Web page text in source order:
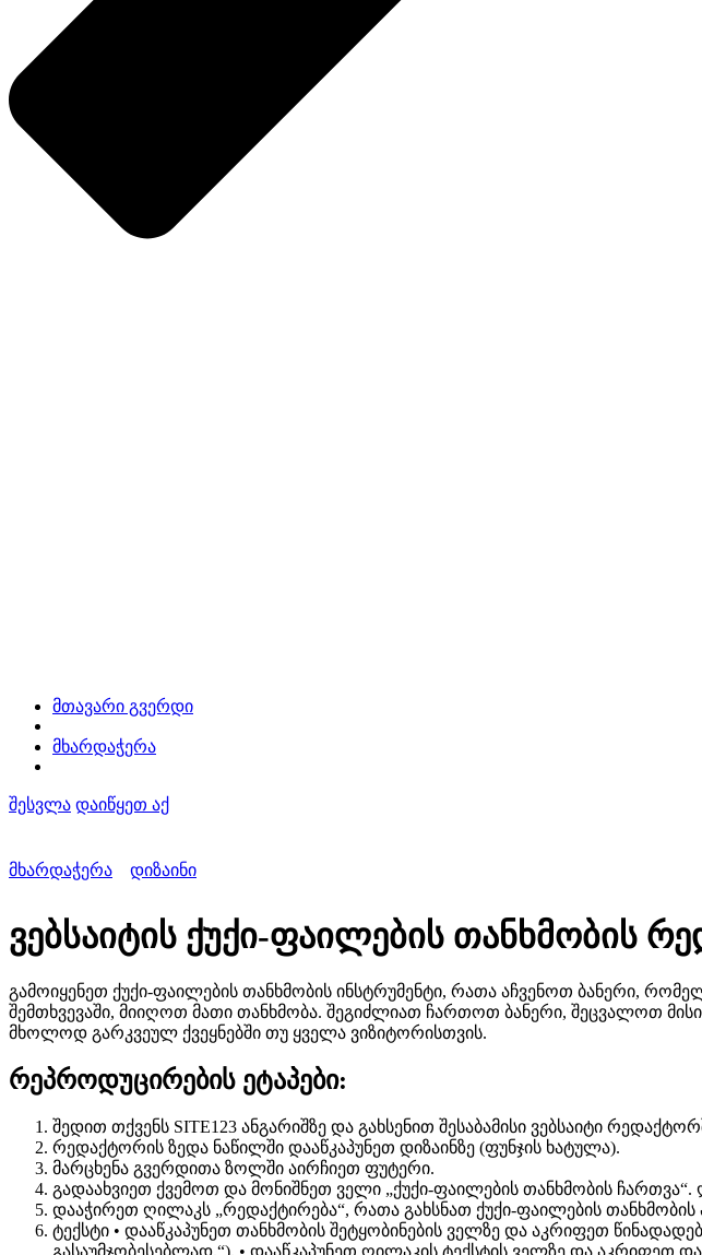
მთავარი გვერდი
მხარდაჭერა
შესვლა დაიწყეთ აქ
მხარდაჭერა დიზაინი
ვებსაიტის ქუქი-ფაილების თანხმობის
გამოიყენეთ ქუქი-ფაილების თანხმობის ინსტრუმენტი, რათა აჩვენოთ ბანერი,
შემთხვევაში, მიიღოთ მათი თანხმობა. შეგიძლიათ ჩართოთ ბანერი, შეცვალოთ
მხოლოდ გარკვეულ ქვეყნებში თუ ყველა ვიზიტორისთვის.
რეპროდუცირების ეტაპები:
შედით თქვენს SITE123 ანგარიშზე და გახსენით შესაბამისი ვებსაიტი
რედაქტორის ზედა ნაწილში დააწკაპუნეთ დიზაინზე (ფუნჯის ხატულა).
მარცხენა გვერდითა ზოლში აირჩიეთ ფუტერი.
გადაახვიეთ ქვემოთ და მონიშნეთ ველი „ქუქი-ფაილების თანხმობის
დააჭირეთ ღილაკს „რედაქტირება“, რათა გახსნათ ქუქი-ფაილების თანხმობის
ტექსტი • დააწკაპუნეთ თანხმობის შეტყობინების ველზე და აკრიფეთ